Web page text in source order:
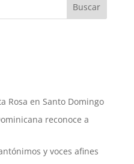
Buscar
Rosa en Santo Domingo
reconoce a
y voces afines